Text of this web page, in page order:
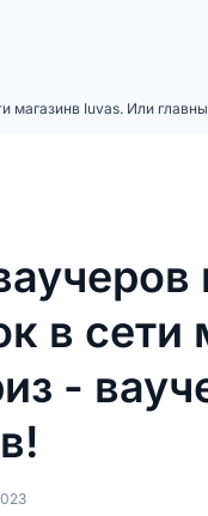
магазинв Iuvas. Или
в сети
-